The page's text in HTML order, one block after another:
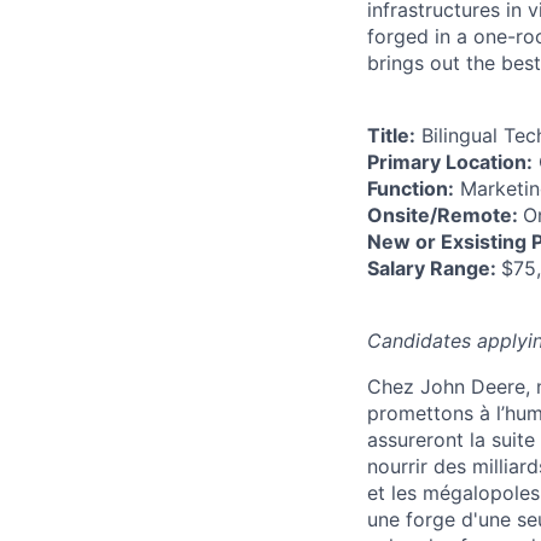
infrastructures in
forged in a one-
brings out the
Title: Bilingual
Primary Location:
Function:
Onsite/Remote:
New or Exsisting
Salary Range:
Candidates
Chez John
promettons à
assureront la
nourrir des
et les
une forge d'une